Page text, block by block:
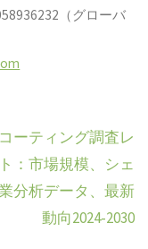
（グローバ
ーティング調査レ
：市場規模、シェ
分析データ、最新
動向2024-2030